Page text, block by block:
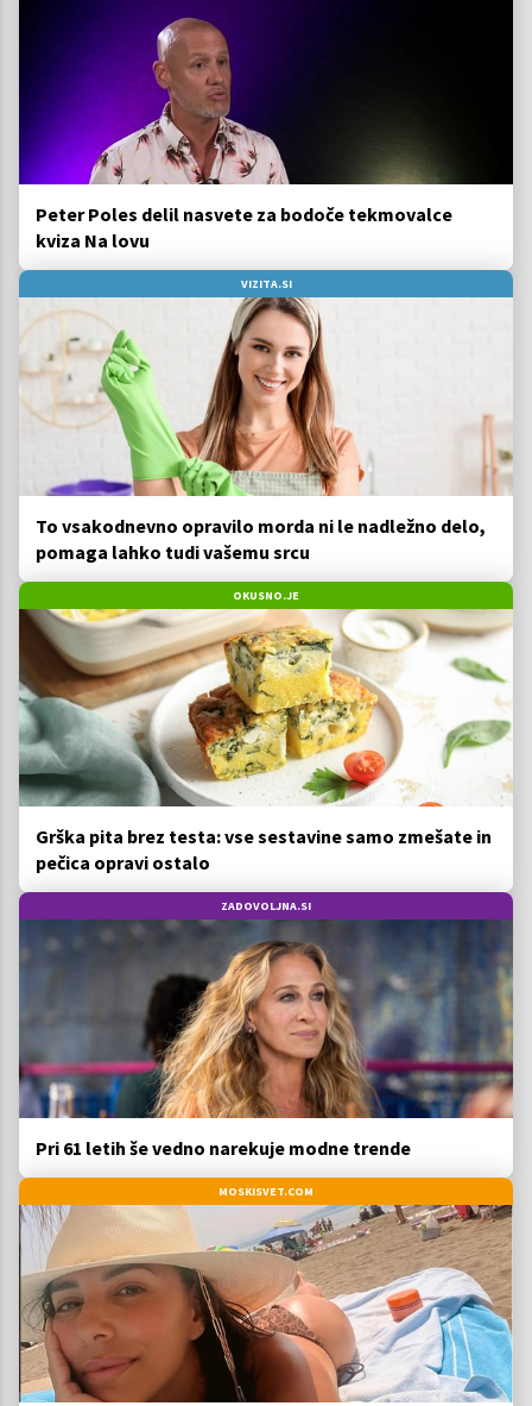
Peter Poles delil nasvete za bodoče tekmovalce
kviza Na lovu
VIZITA.SI
To vsakodnevno opravilo morda ni le nadležno delo,
pomaga lahko tudi vašemu srcu
OKUSNO.JE
Grška pita brez testa: vse sestavine samo zmešate in
pečica opravi ostalo
ZADOVOLJNA.SI
Pri 61 letih še vedno narekuje modne trende
MOSKISVET.COM